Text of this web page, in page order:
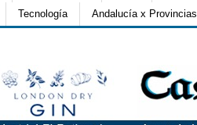
Tecnología Andalucía x Provincias